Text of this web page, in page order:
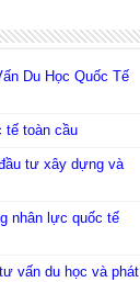
Du Học Quốc Tế
tế toàn cầu
tư xây dựng và
nhân lực quốc tế
vấn du học và phát